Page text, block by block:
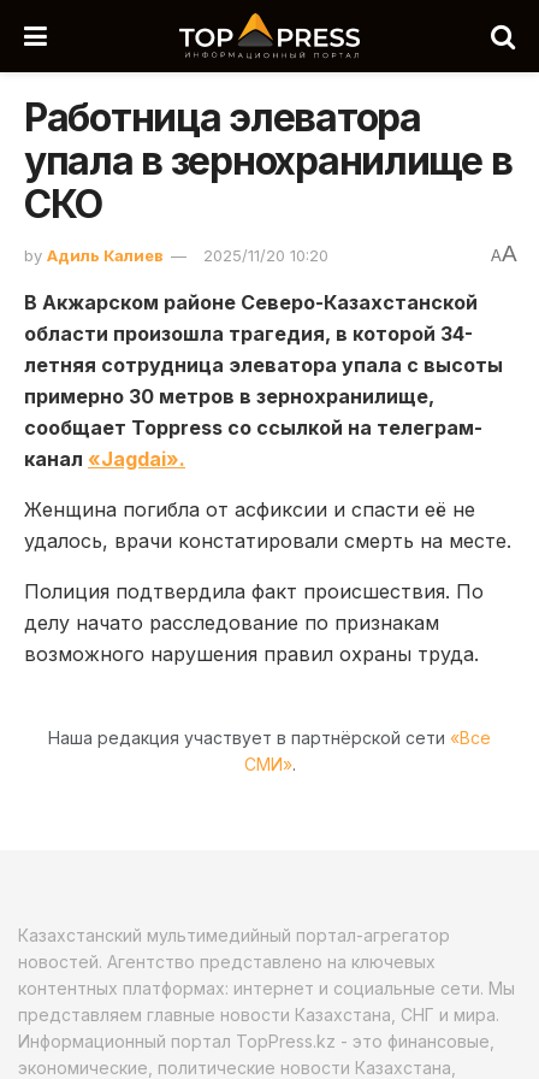
Работница элеватора
упала в зернохранилище в
СКО
by Адиль Калиев 2025/11/20 10:20 AA
В Акжарском районе Северо-Казахстанской
области произошла трагедия, в которой 34-
летняя сотрудница элеватора упала с высоты
примерно 30 метров в зернохранилище,
сообщает Toppress со ссылкой на телеграм-
канал «Jagdai».
Женщина погибла от асфиксии и спасти её не
удалось, врачи констатировали смерть на месте.
Полиция подтвердила факт происшествия. По
делу начато расследование по признакам
возможного нарушения правил охраны труда.
Наша редакция участвует в партнёрской сети «Все
СМИ».
Казахстанский мультимедийный портал-агрегатор
новостей. Агентство представлено на ключевых
контентных платформах: интернет и социальные сети. Мы
представляем главные новости Казахстана, СНГ и мира.
Информационный портал TopPress.kz - это финансовые,
экономические, политические новости Казахстана,